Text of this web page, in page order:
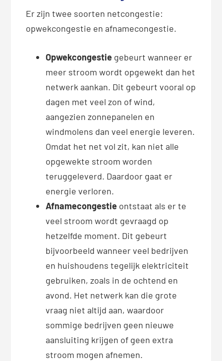
Er zijn twee soorten netcongestie:
opwekcongestie en afnamecongestie.
Opwekcongestie gebeurt wanneer er
meer stroom wordt opgewekt dan het
netwerk aankan. Dit gebeurt vooral op
dagen met veel zon of wind,
aangezien zonnepanelen en
windmolens dan veel energie leveren.
Omdat het net vol zit, kan niet alle
opgewekte stroom worden
teruggeleverd. Daardoor gaat er
energie verloren.
Afnamecongestie ontstaat als er te
veel stroom wordt gevraagd op
hetzelfde moment. Dit gebeurt
bijvoorbeeld wanneer veel bedrijven
en huishoudens tegelijk elektriciteit
gebruiken, zoals in de ochtend en
avond. Het netwerk kan die grote
vraag niet altijd aan, waardoor
sommige bedrijven geen nieuwe
aansluiting krijgen of geen extra
stroom mogen afnemen.